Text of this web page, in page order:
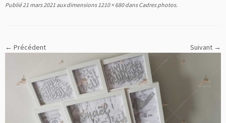
Publié21 mars 2021 aux dimensions1210 × 680dansCadres photos.
← Précédent Suivant →